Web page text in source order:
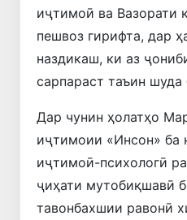
иҷтимоӣ ва Вазорати
пешвоз гирифта, дар
наздикаш, ки аз
сарпараст таъин шуда
Дар чунин ҳолатҳо
иҷтимоии «Инсон» ба
иҷтимоӣ-психологӣ
ҷиҳати мутобиқшавӣ
тавонбахшии равонӣ